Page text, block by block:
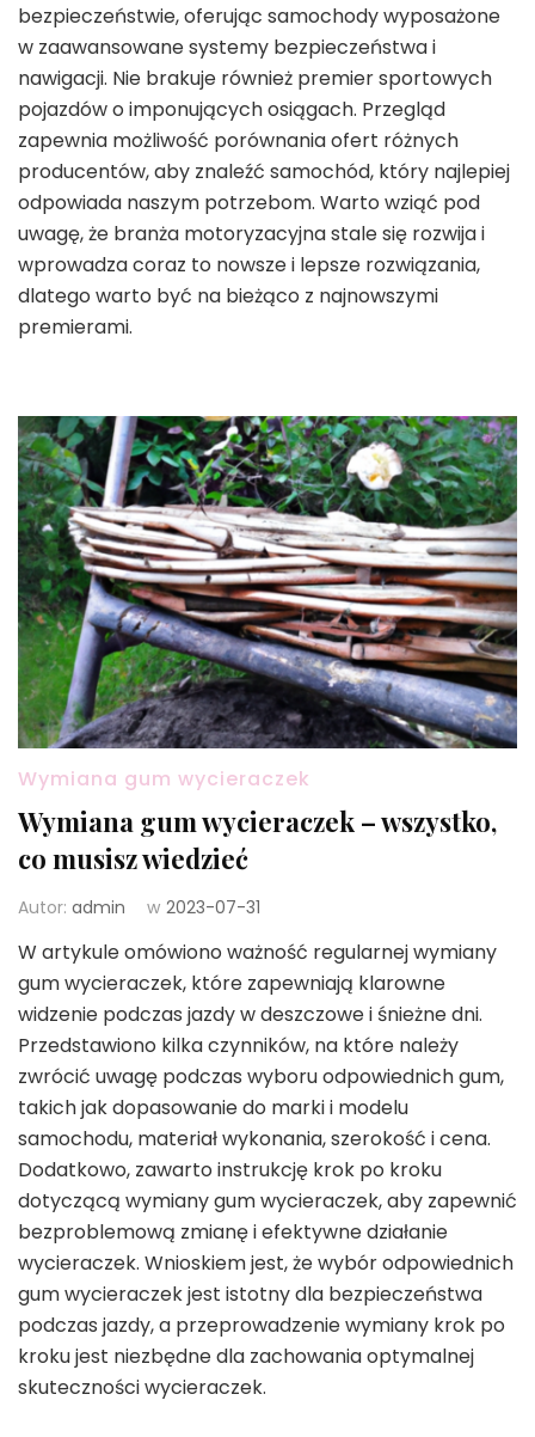
bezpieczeństwie, oferując samochody wyposażone
w zaawansowane systemy bezpieczeństwa i
nawigacji. Nie brakuje również premier sportowych
pojazdów o imponujących osiągach. Przegląd
zapewnia możliwość porównania ofert różnych
producentów, aby znaleźć samochód, który najlepiej
odpowiada naszym potrzebom. Warto wziąć pod
uwagę, że branża motoryzacyjna stale się rozwija i
wprowadza coraz to nowsze i lepsze rozwiązania,
dlatego warto być na bieżąco z najnowszymi
premierami.
Wymiana gum wycieraczek
Wymiana gum wycieraczek – wszystko,
co musisz wiedzieć
Autor: admin w 2023-07-31
W artykule omówiono ważność regularnej wymiany
gum wycieraczek, które zapewniają klarowne
widzenie podczas jazdy w deszczowe i śnieżne dni.
Przedstawiono kilka czynników, na które należy
zwrócić uwagę podczas wyboru odpowiednich gum,
takich jak dopasowanie do marki i modelu
samochodu, materiał wykonania, szerokość i cena.
Dodatkowo, zawarto instrukcję krok po kroku
dotyczącą wymiany gum wycieraczek, aby zapewnić
bezproblemową zmianę i efektywne działanie
wycieraczek. Wnioskiem jest, że wybór odpowiednich
gum wycieraczek jest istotny dla bezpieczeństwa
podczas jazdy, a przeprowadzenie wymiany krok po
kroku jest niezbędne dla zachowania optymalnej
skuteczności wycieraczek.